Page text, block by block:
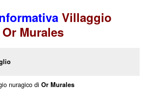
Villaggio
Murales
nuragico di Or Murales